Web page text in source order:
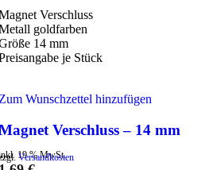
Verschluss
goldfarben
14 mm
je Stück
Wunschzettel hinzufügen
Verschluss – 14 mm
19 % MwSt.
Versandkosten